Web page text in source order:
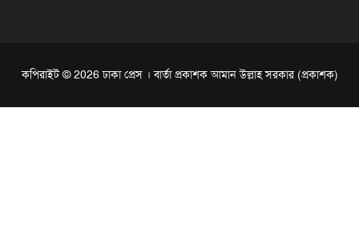
কপিরাইট © 2026 ঢাকা প্রেস । বার্তা প্রকাশক আমান উল্লাহ সরকার (প্রকাশক)